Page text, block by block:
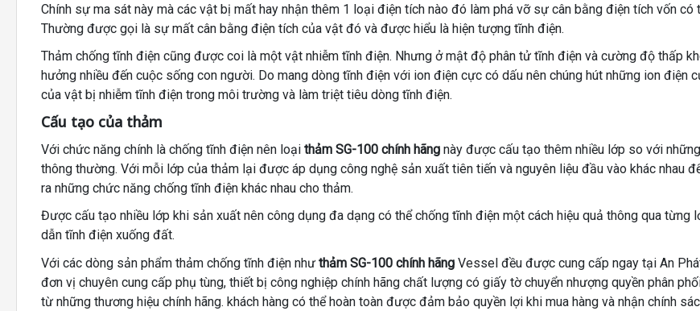
Chính sự ma sát này mà các vật bị mất hay nhận thêm 1 loại điện tích nào đó làm phá vỡ sự cân bằng điện tích vốn có
Thường được gọi là sự mất cân bằng điện tích của vật đó và được hiểu là hiện tượng tĩnh điện.
Thảm chống tĩnh điện cũng được coi là một vật nhiễm tĩnh điện. Nhưng ở mật độ phân tử tĩnh điện và cường độ thấp
hưởng nhiều đến cuộc sống con người. Do mang dòng tĩnh điện với ion điện cực có dấu nên chúng hút những ion điện
của vật bị nhiễm tĩnh điện trong môi trường và làm triệt tiêu dòng tĩnh điện.
Cấu tạo của thảm
Với chức năng chính là chống tĩnh điện nên loại thảm SG-100 chính hãng này được cấu tạo thêm nhiều lớp so với
thông thường. Với mỗi lớp của thảm lại được áp dụng công nghệ sản xuất tiên tiến và nguyên liệu đầu vào khác nhau
ra những chức năng chống tĩnh điện khác nhau cho thảm.
Được cấu tạo nhiều lớp khi sản xuất nên công dụng đa dạng có thể chống tĩnh điện một cách hiệu quả thông qua từng
dẫn tĩnh điện xuống đất.
Với các dòng sản phẩm thảm chống tĩnh điện như thảm SG-100 chính hãng Vessel đều được cung cấp ngay tại An
đơn vị chuyên cung cấp phụ tùng, thiết bị công nghiệp chính hãng chất lượng có giấy tờ chuyển nhượng quyền phân
từ những thương hiệu chính hãng. khách hàng có thể hoàn toàn được đảm bảo quyền lợi khi mua hàng và nhận chính